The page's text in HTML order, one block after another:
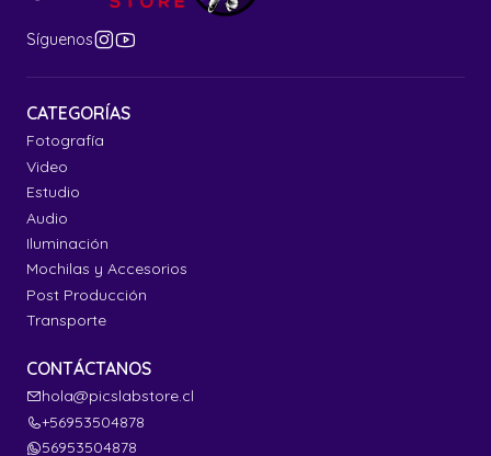
Síguenos
CATEGORÍAS
Fotografía
Video
Estudio
Audio
Iluminación
Mochilas y Accesorios
Post Producción
Transporte
CONTÁCTANOS
hola@picslabstore.cl
+56953504878
56953504878